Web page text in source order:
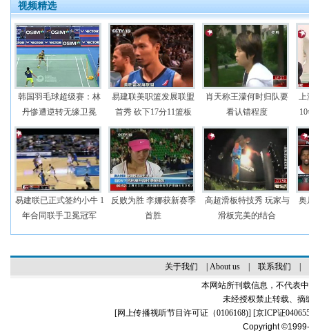
视频精选
韩国羽毛球超级赛：林
丹惨遭逆转无缘卫冕
易建联美职篮发展联盟
首秀 砍下17分11篮板
肖天称王濛何时归队要
看认错程度
上
易建联已正式签约小牛 1
年合同联手卫冕冠军
反败为胜 李娜获新赛季
首胜
高超滑板特技秀 玩家与
滑板完美的结合
奥
关于我们 About us| 联系我们
本网站所刊载信息，不代表
未经授权禁止转载、摘
[网上传播视听节目许可证（0106168)] [京ICP证
Copyright